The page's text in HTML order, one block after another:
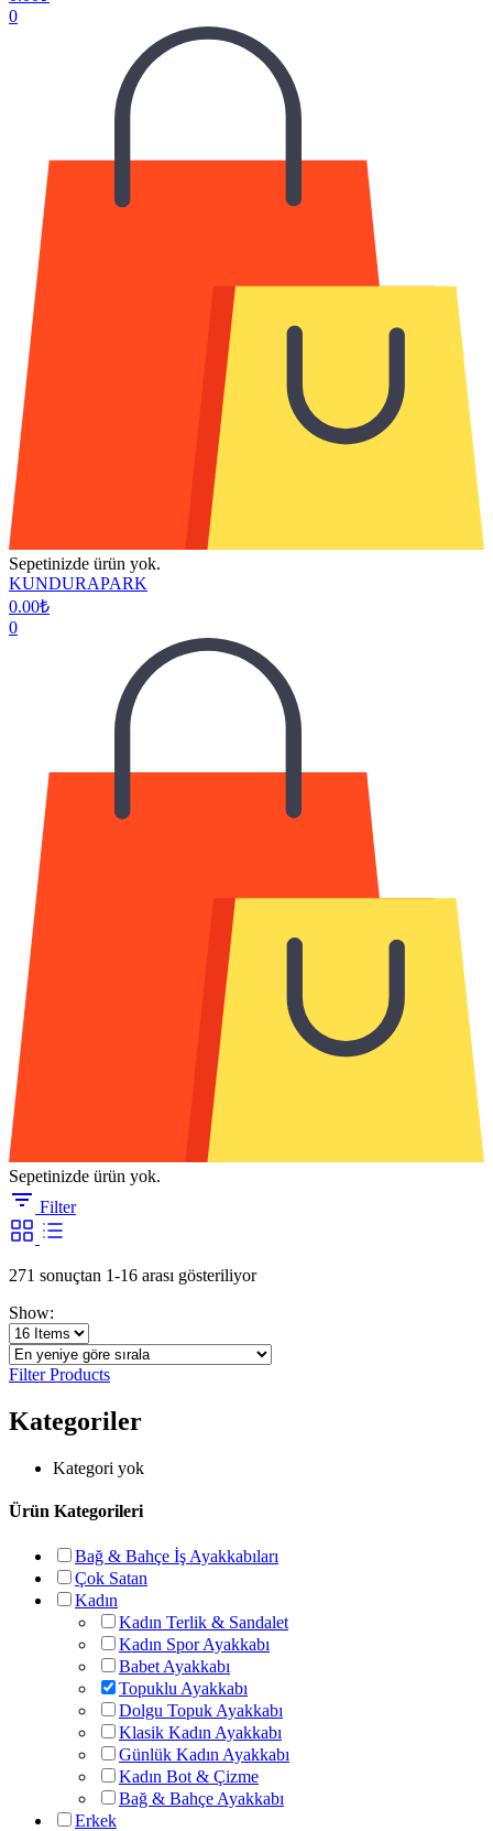
0
Sepetinizde ürün yok.
KUNDURAPARK
0.00₺
0
Sepetinizde ürün yok.
Filter
271 sonuçtan 1-16 arası gösteriliyorEn
Show:
Filter Products
Kategoriler
Kategori yok
Ürün Kategorileri
Bağ & Bahçe İş Ayakkabıları
Çok Satan
Kadın
Kadın Terlik & Sandalet
Kadın Spor Ayakkabı
Babet Ayakkabı
Topuklu Ayakkabı
Dolgu Topuk Ayakkabı
Klasik Kadın Ayakkabı
Günlük Kadın Ayakkabı
Kadın Bot & Çizme
Bağ & Bahçe Ayakkabı
Erkek